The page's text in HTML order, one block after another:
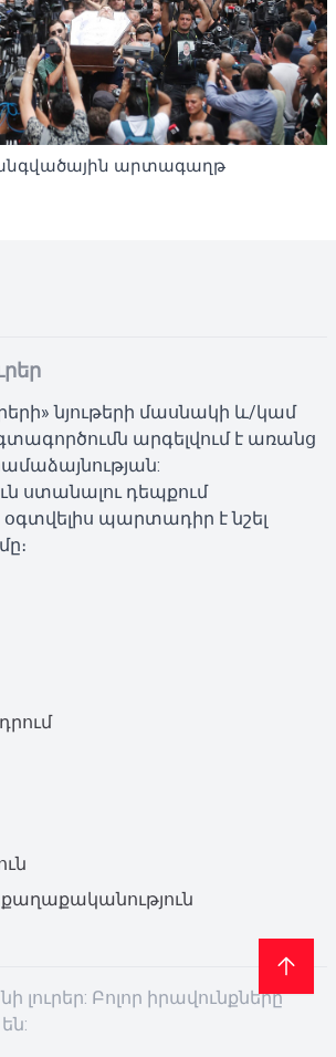
արտագաղթ
նյութերի մասնակի և/կամ
արգելվում է առանց
ստանալու դեպքում
օգտվելիս պարտադիր է նշել
լուրեր: Բոլոր իրավունքները